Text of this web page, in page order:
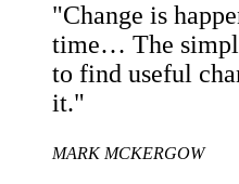
"Change is
time… The
to find useful
it."
MARK MCKERGOW